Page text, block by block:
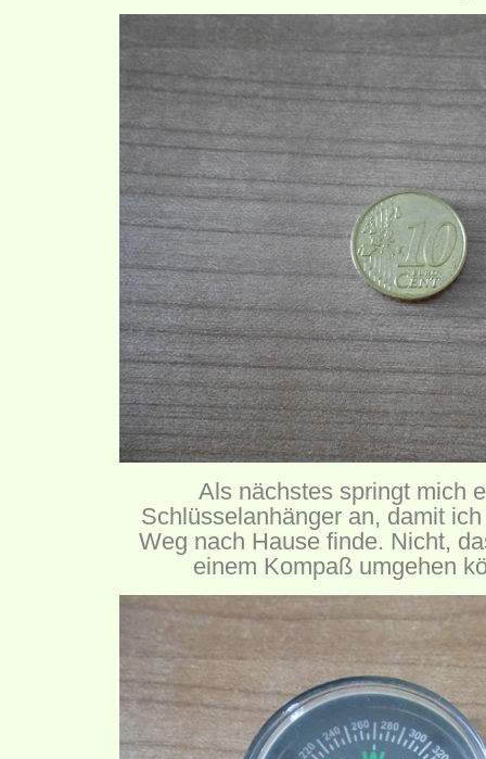
Als nächstes springt mich
Schlüsselanhänger an, damit
Weg nach Hause finde. Nicht,
einem Kompaß umgehen